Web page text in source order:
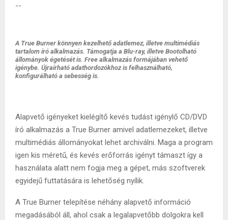
--
A True Burner könnyen kezelhető adatlemez, illetve multimédiás
tartalom író alkalmazás. Támogatja a Blu-ray, illetve Bootolható
állományok égetését is. Free alkalmazás formájában vehető
igénybe. Újraírható adathordozókhoz is felhasználható,
konfigurálható a sebesség is.
Alapvető igényeket kielégítő kevés tudást igénylő CD/DVD
író alkalmazás a True Burner amivel adatlemezeket, illetve
multimédiás állományokat lehet archiválni. Maga a program
igen kis méretű, és kevés erőforrás igényt támaszt így a
használata alatt nem fogja meg a gépet, más szoftverek
egyidejű futtatására is lehetőség nyílik.
A True Burner telepítése néhány alapvető információ
megadásából áll, ahol csak a legalapvetőbb dolgokra kell